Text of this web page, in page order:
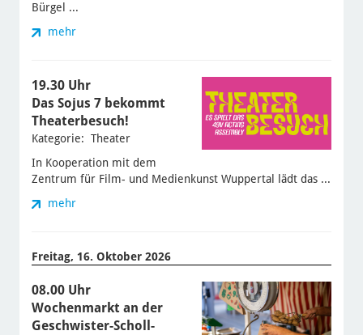
Bürgel ...
mehr
19.30 Uhr
Das Sojus 7 bekommt
Theaterbesuch!
Kategorie: Theater
In Kooperation mit dem
Zentrum für Film- und Medienkunst Wuppertal lädt das ...
mehr
Freitag, 16. Oktober 2026
08.00 Uhr
Wochenmarkt an der
Geschwister-Scholl-